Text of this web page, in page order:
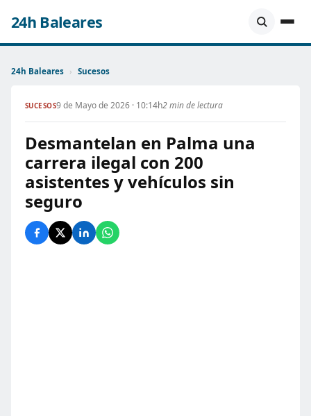
24h Baleares
24h Baleares › Sucesos
SUCESOS9 de Mayo de 2026 · 10:14h2 min de lectura
Desmantelan en Palma una
carrera ilegal con 200
asistentes y vehículos sin
seguro